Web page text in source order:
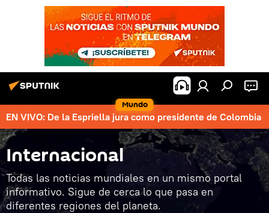
Mundo
EN VIVO: De la Espriella jura como presidente de Colombia
Internacional
Todas las noticias mundiales en un mismo portal
informativo. Sigue de cerca lo que pasa en
diferentes regiones del planeta.